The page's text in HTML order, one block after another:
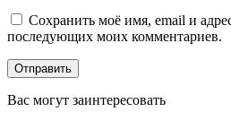
Сохранить моё имя, email и
последующих моих комментариев.
Вас могут заинтересовать